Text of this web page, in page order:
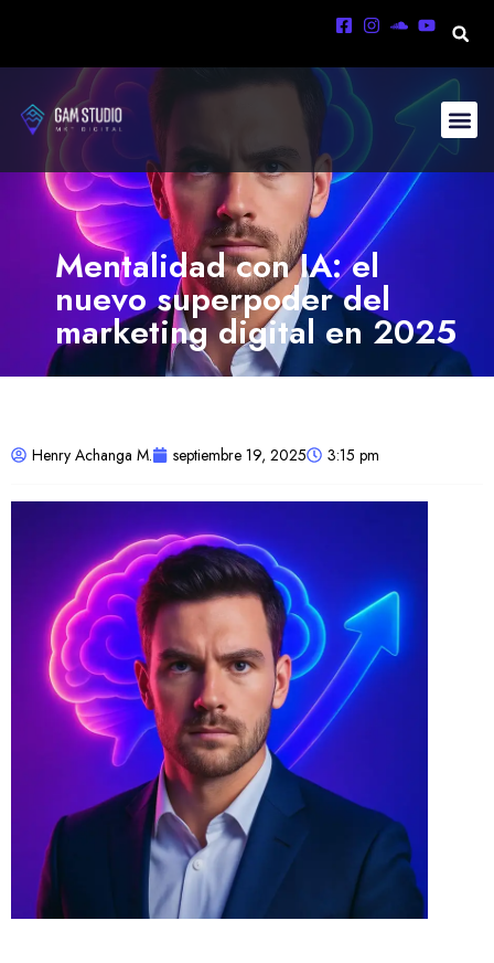
Mentalidad con IA: el
nuevo superpoder del
marketing digital en 2025
Henry Achanga M. septiembre 19, 2025 3:15 pm